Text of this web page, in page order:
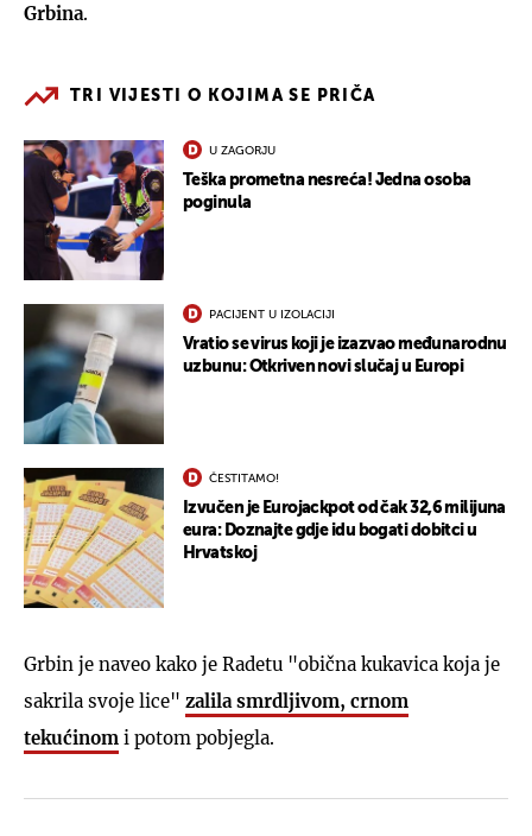
Grbina.
TRI VIJESTI O KOJIMA SE PRIČA
U ZAGORJU
Teška prometna nesreća! Jedna osoba
poginula
PACIJENT U IZOLACIJI
Vratio se virus koji je izazvao međunarodnu
uzbunu: Otkriven novi slučaj u Europi
ČESTITAMO!
Izvučen je Eurojackpot od čak 32,6 milijuna
eura: Doznajte gdje idu bogati dobitci u
Hrvatskoj
Grbin je naveo kako je Radetu "obična kukavica koja je
sakrila svoje lice" zalila smrdljivom, crnom
tekućinom i potom pobjegla.